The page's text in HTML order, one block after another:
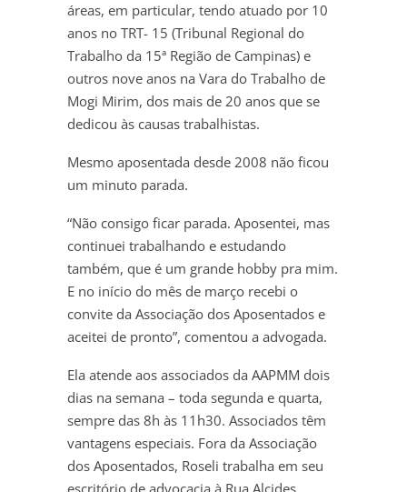
áreas, em particular, tendo atuado por 10
anos no TRT- 15 (Tribunal Regional do
Trabalho da 15ª Região de Campinas) e
outros nove anos na Vara do Trabalho de
Mogi Mirim, dos mais de 20 anos que se
dedicou às causas trabalhistas.
Mesmo aposentada desde 2008 não ficou
um minuto parada.
“Não consigo ficar parada. Aposentei, mas
continuei trabalhando e estudando
também, que é um grande hobby pra mim.
E no início do mês de março recebi o
convite da Associação dos Aposentados e
aceitei de pronto”, comentou a advogada.
Ela atende aos associados da AAPMM dois
dias na semana – toda segunda e quarta,
sempre das 8h às 11h30. Associados têm
vantagens especiais. Fora da Associação
dos Aposentados, Roseli trabalha em seu